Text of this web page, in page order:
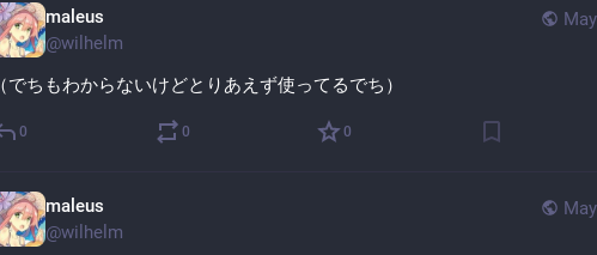
maleus
@wilhelm
（でちもわからないけどとりあえず使ってるでち）
0 0 0
maleus
@wilhelm